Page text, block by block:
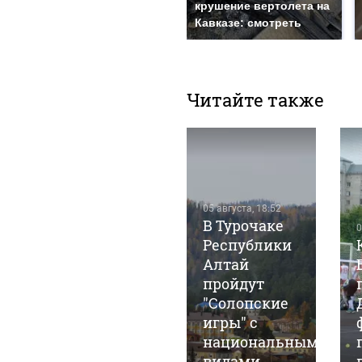
крушение вертолета на
Кавказе: смотреть
Читайте также
05 августа, 18:52
В Турочаке
Республики
Алтай
пройдут
"Солопские
игры" с
национальными